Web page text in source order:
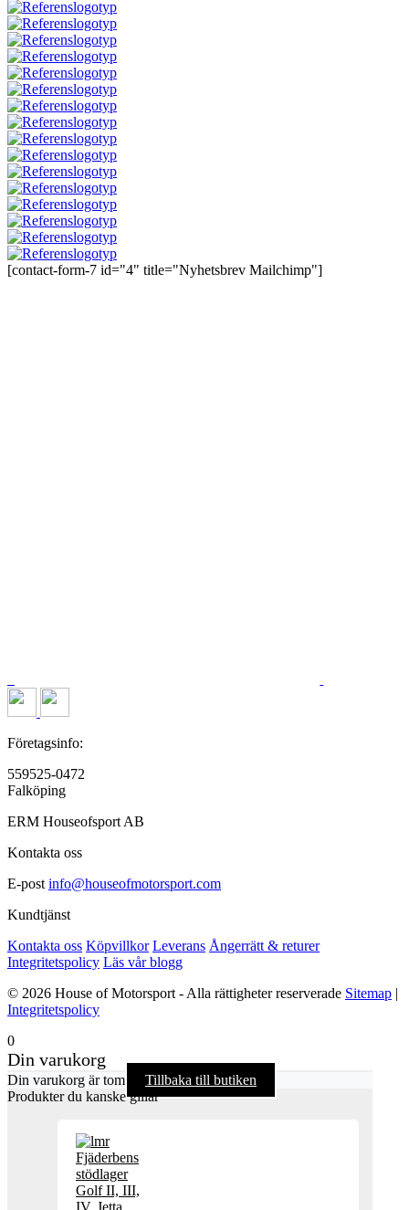
[contact-form-7 id="4" title="Nyhetsbrev Mailchimp"]
Företagsinfo:
559525-0472
Falköping
ERM Houseofsport AB
Kontakta oss
E-post info@houseofmotorsport.com
Kundtjänst
Kontakta oss Köpvillkor Leverans Ångerrätt & returer
Integritetspolicy Läs vår blogg
© 2026 House of Motorsport - Alla rättigheter reserverade Sitemap |
Integritetspolicy
0
Din varukorg
Din varukorg är tom
Tillbaka till butiken
Produkter du kanske gillar